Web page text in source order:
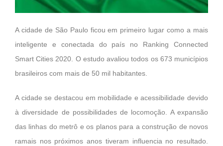
A cidade de São Paulo ficou em primeiro lugar como a mais
inteligente e conectada do país no Ranking Connected
Smart Cities 2020. O estudo avaliou todos os 673 municípios
brasileiros com mais de 50 mil habitantes.
A cidade se destacou em mobilidade e acessibilidade devido
à diversidade de possibilidades de locomoção. A expansão
das linhas do metrô e os planos para a construção de novos
ramais nos próximos anos tiveram influencia no resultado.